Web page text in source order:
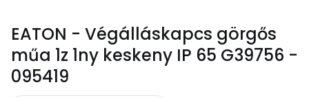
EATON - Végálláskapcs görgős
műa 1z 1ny keskeny IP 65 G39756 -
095419